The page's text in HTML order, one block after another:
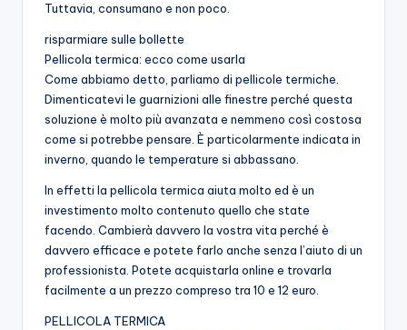
Tuttavia, consumano e non poco.
risparmiare sulle bollette
Pellicola termica: ecco come usarla
Come abbiamo detto, parliamo di pellicole termiche.
Dimenticatevi le guarnizioni alle finestre perché questa
soluzione è molto più avanzata e nemmeno così costosa
come si potrebbe pensare. È particolarmente indicata in
inverno, quando le temperature si abbassano.
In effetti la pellicola termica aiuta molto ed è un
investimento molto contenuto quello che state
facendo. Cambierà davvero la vostra vita perché è
davvero efficace e potete farlo anche senza l’aiuto di un
professionista. Potete acquistarla online e trovarla
facilmente a un prezzo compreso tra 10 e 12 euro.
PELLICOLA TERMICA